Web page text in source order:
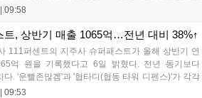
와 LED 폭포 등 신비로운 테마 공간과 팝업스토어,
, 방문객에게는 프로모 카드 등 다양한 혜택이 제공
인할 수 있습니다....
| 09:58
트, 상반기 매출 1065억…전년 대비 38%↑
111퍼센트의 지주사 슈퍼패스트가 올해 상반기 연
억 원을 기록했다고 6일 밝혔다. 전년 동기보다
다. '운빨존많겜'과 '협타디(협동 타워 디펜스)'가 각각
을 올려 전체 매출의 90%를 채웠다. 특히 2024년
| 09:53